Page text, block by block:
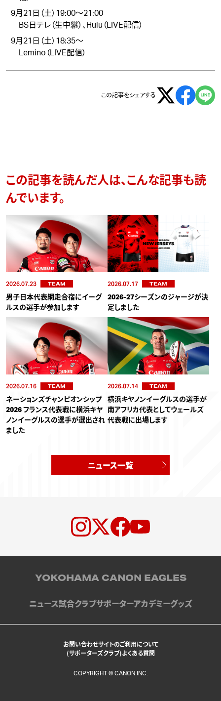
9月21日（土）19:00～21:00
BS日テレ（生中継）、Hulu（LIVE配信）
9月21日（土）18:35～
Lemino（LIVE配信）
この記事をシェアする
この記事を読んだ人は、こんな記事も読
んでいます。
2026.07.23 TEAM
男子日本代表網走合宿にイーグ
ルスの選手が参加します
2026.07.17 TEAM
2026-27シーズンのジャージが決
定しました
2026.07.16 TEAM
ネーションズチャンピオンシップ
2026 フランス代表戦に横浜キヤ
ノンイーグルスの選手が選出され
ました
2026.07.14 TEAM
横浜キヤノンイーグルスの選手が
南アフリカ代表としてウェールズ
代表戦に出場します
ニュース一覧
YOKOHAMA CANON EAGLES
ニュース試合クラブサポーターアカデミーグッズ
お問い合わせサイトのご利用について
(サポーターズクラブ)よくある質問
COPYRIGHT © CANON INC.